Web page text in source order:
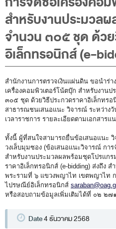
พระราชดำรัส รัชกาลที่ 9
ผู้บริหารสำนักงานการตรวจเงิน
รองผู้ว่าการตรวจเงินแผ่นดิน
ผู้ตรวจเงินแผ่นดิน (สตภ.1-15)
ที่ปรึกษาการตรวจเงินแผ่นดิน
ผู้ช่วยผู้ว่าการตรวจเงินแผ่นดิน
รองผู้ตรวจเงินแผ่นดิน (สตภ.1-
ที่ปรึกษาประจำสำนักงาน
ผู้บริหารเทคโนโลยีสารสนเทศระดั
หน้าที่และอำนาจ และการแบ่งส่วน
หน้าที่และอำนาจ
โครงสร้างหน่วยงาน
สำหรับงานประมวล
จำนวน ๓๐๕ ชุด ด้ว
อิเล็กทรอนิกส์ (e-
สำนักงานการตรวจเงินแผ่นดิน ขอนำร่
เครื่องคอมพิวเตอร์โน้ตบุ๊ก สำหรับงาน
๓๐๕ ชุด ด้วยวิธีประกวดราคาอิเล็กทรอ
สาธารณชนเสนอแนะ วิจารณ์ ระหว่า
เวลาราชการ รายละเอียดตามเอกสารแ
ทั้งนี้ ผู้ที่สนใจสามารถยื่นข้อเสนอแนะ
วงเล็บมุมซอง (ข้อเสนอแนะวิจารณ์ กา
สำหรับงานประมวลผลพร้อมชุดโปรแก
ราคาอิเล็กทรอนิกส์ (e-bidding) ส่งถึง
พระรามที่ ๖ แขวงพญาไท เขตพญาไท
ไปรษณีย์อิเล็กทรอนิกส์
หรือสอบถามข้อมูลเพิ่มเติมได้ที่ ๐๒ ๒๗
Date4 ธันวาคม 2568